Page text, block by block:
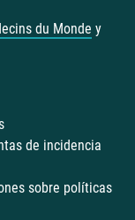
du Monde y
de incidencia
sobre políticas